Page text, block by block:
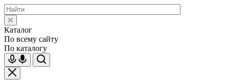
Каталог
По всему сайту
По каталогу